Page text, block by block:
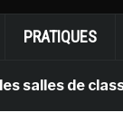
PRATIQUES
de classe des